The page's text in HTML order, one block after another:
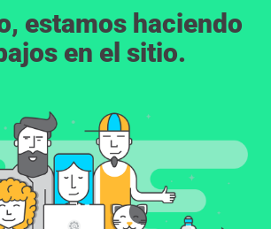
estamos haciendo
en el sitio.